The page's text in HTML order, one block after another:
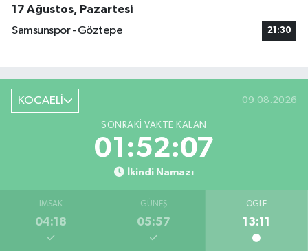
17 Ağustos, Pazartesi
Samsunspor - Göztepe
21:30
KOCAELİ 09.08.2026
SONRAKI VAKTE KALAN
01:52:06
İkindi Namazı
İMSAK
04:18
GÜNEŞ
05:57
ÖĞLE
13:11